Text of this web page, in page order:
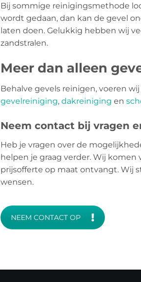
Bij sommige reinigingsmethode
wordt gedaan, dan kan de gevel
laten doen. Gelukkig hebben wij
zandstralen.
Meer dan alleen
Behalve gevels reinigen, voeren
gevelreiniging, dakreiniging en
Neem contact bij vragen
Heb je vragen over de
helpen je graag verder. Wij
prijsofferte op maat ontvangt. Wij
wensen.
NEEM CONTACT OP